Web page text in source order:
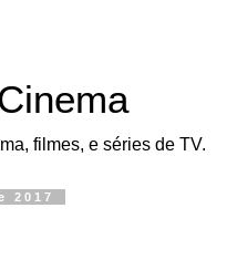
filmes, e séries de TV.
2017